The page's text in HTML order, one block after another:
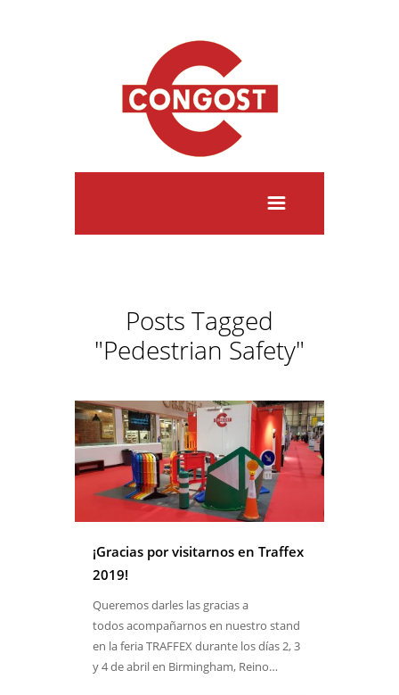
Posts Tagged
"Pedestrian Safety"
¡Gracias por visitarnos en Traffex
2019!
Queremos darles las gracias a
todos acompañarnos en nuestro stand
en la feria TRAFFEX durante los días 2, 3
y 4 de abril en Birmingham, Reino…